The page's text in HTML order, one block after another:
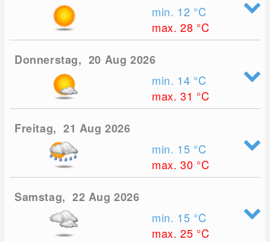
min. 12 °C
max. 28 °C
Donnerstag, 20 Aug 2026
min. 14 °C
max. 31 °C
Freitag, 21 Aug 2026
min. 15 °C
max. 30 °C
Samstag, 22 Aug 2026
min. 15 °C
max. 25 °C